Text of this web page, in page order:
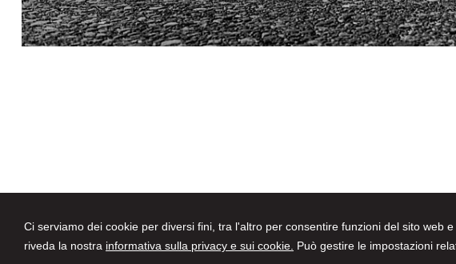
Ci serviamo dei cookie per diversi fini, tra l'altro per consentire funzioni del sito web
riveda la nostra informativa sulla privacy e sui cookie. Può gestire le impostazioni
Avvocati a Parma